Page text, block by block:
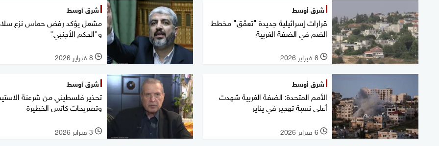
شرق أوسط
قرارات إسرائيلية جديدة "تعمّق" مخطط
الضم في الضفة الغربية
l 8 فبراير 2026
شرق أوسط
مشعل يؤكد رفض حماس نزع
و"الحكم الأجنبي"
l 8 فبراير 2026
شرق أوسط
الأمم المتحدة: الضفة الغربية شهدت
أعلى نسبة تهجير في يناير
l 6 فبراير 2026
شرق أوسط
تحذير فلسطيني من شرعنة
وتصريحات كاتس الخطيرة
l 3 فبراير 2026